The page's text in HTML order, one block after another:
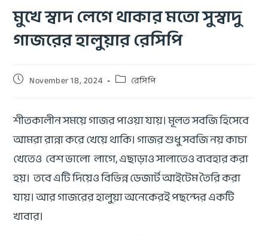
মুখে স্বাদ লেগে থাকার মতো সুস্বাদু
গাজরের হালুয়ার রেসিপি
November 18, 2024 রেসিপি
শীতকালীন সময়ে গাজর পাওয়া যায়। মূলত সবজি হিসেবে
আমরা রান্না করে খেয়ে থাকি। গাজর শুধু সবজি নয় কাচা
খেতেও বেশ ভালো লাগে, এছাড়াও সালাতেও ব্যবহার করা
হয়। তবে এটি দিয়েও বিভিন্ন ডেজার্ট আইটেম তৈরি করা
যায়। আর গাজরের হালুয়া অনেকেরই পছন্দের একটি
খাবার।